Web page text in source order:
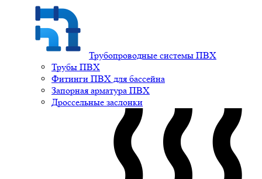
Трубопроводные системы ПВХ
Трубы ПВХ
Фитинги ПВХ для бассейна
Запорная арматура ПВХ
Дроссельные заслонки